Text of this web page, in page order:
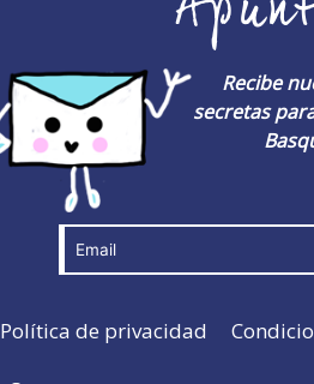
Recibe
secretas
Política de privacidad